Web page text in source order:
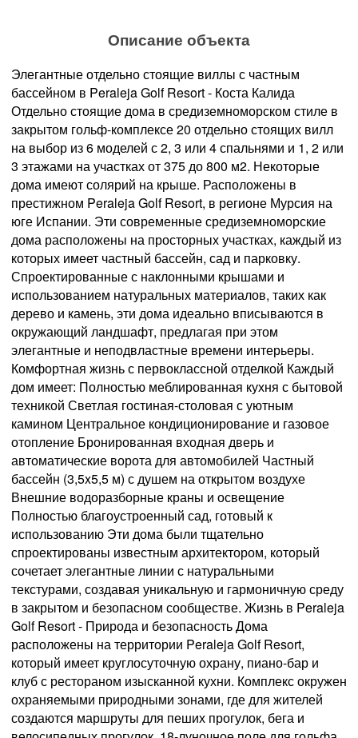
Описание объекта
Элегантные отдельно стоящие виллы с частным
бассейном в Peraleja Golf Resort - Коста Калида
Отдельно стоящие дома в средиземноморском стиле в
закрытом гольф-комплексе 20 отдельно стоящих вилл
на выбор из 6 моделей с 2, 3 или 4 спальнями и 1, 2 или
3 этажами на участках от 375 до 800 м2. Некоторые
дома имеют солярий на крыше. Расположены в
престижном Peraleja Golf Resort, в регионе Мурсия на
юге Испании. Эти современные средиземноморские
дома расположены на просторных участках, каждый из
которых имеет частный бассейн, сад и парковку.
Спроектированные с наклонными крышами и
использованием натуральных материалов, таких как
дерево и камень, эти дома идеально вписываются в
окружающий ландшафт, предлагая при этом
элегантные и неподвластные времени интерьеры.
Комфортная жизнь с первоклассной отделкой Каждый
дом имеет: Полностью меблированная кухня с бытовой
техникой Светлая гостиная-столовая с уютным
камином Центральное кондиционирование и газовое
отопление Бронированная входная дверь и
автоматические ворота для автомобилей Частный
бассейн (3,5x5,5 м) с душем на открытом воздухе
Внешние водоразборные краны и освещение
Полностью благоустроенный сад, готовый к
использованию Эти дома были тщательно
спроектированы известным архитектором, который
сочетает элегантные линии с натуральными
текстурами, создавая уникальную и гармоничную среду
в закрытом и безопасном сообществе. Жизнь в Peraleja
Golf Resort - Природа и безопасность Дома
расположены на территории Peraleja Golf Resort,
который имеет круглосуточную охрану, пиано-бар и
клуб с рестораном изысканной кухни. Комплекс окружен
охраняемыми природными зонами, где для жителей
создаются маршруты для пеших прогулок, бега и